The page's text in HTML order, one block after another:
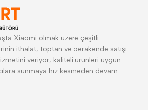
Xiaomi olmak üzere çeşitli
ithalat, toptan ve perakende satışı
veriyor, kaliteli ürünleri uygun
sunmaya hız kesmeden devam